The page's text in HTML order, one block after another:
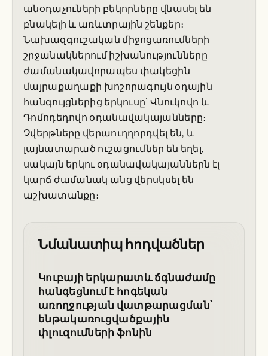
անօդաչուների բեկորները վնասել են
բնակելի և առևտրային շենքեր։
Նախազգուշական միջոցառումների
շրջանակներում իշխանությունները
ժամանակավորապես փակեցին
մայրաքաղաքի խոշորագույն օդային
հանգույցներից երկուսը՝ Վնուկովո և
Դոմոդեդովո օդանավակայանները։
Չվերթները վերաուղղորդվել են, և
լայնատարած ուշացումներ են եղել,
սակայն երկու օդանավակայաններն էլ
կարճ ժամանակ անց վերսկսել են
աշխատանքը։
Նմանատիպ հոդվածներ
Կուբայի երկարատև ճգնաժամը
հանգեցնում է հոգեկան
առողջության վատթարացման՝
ենթակառուցվածքային
փլուզումների ֆոնին